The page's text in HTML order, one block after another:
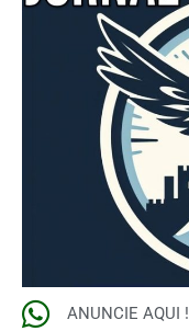
ANUNCIE AQUI !